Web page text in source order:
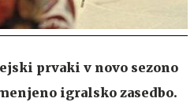
prvaki v novo sezono
igralsko zasedbo.